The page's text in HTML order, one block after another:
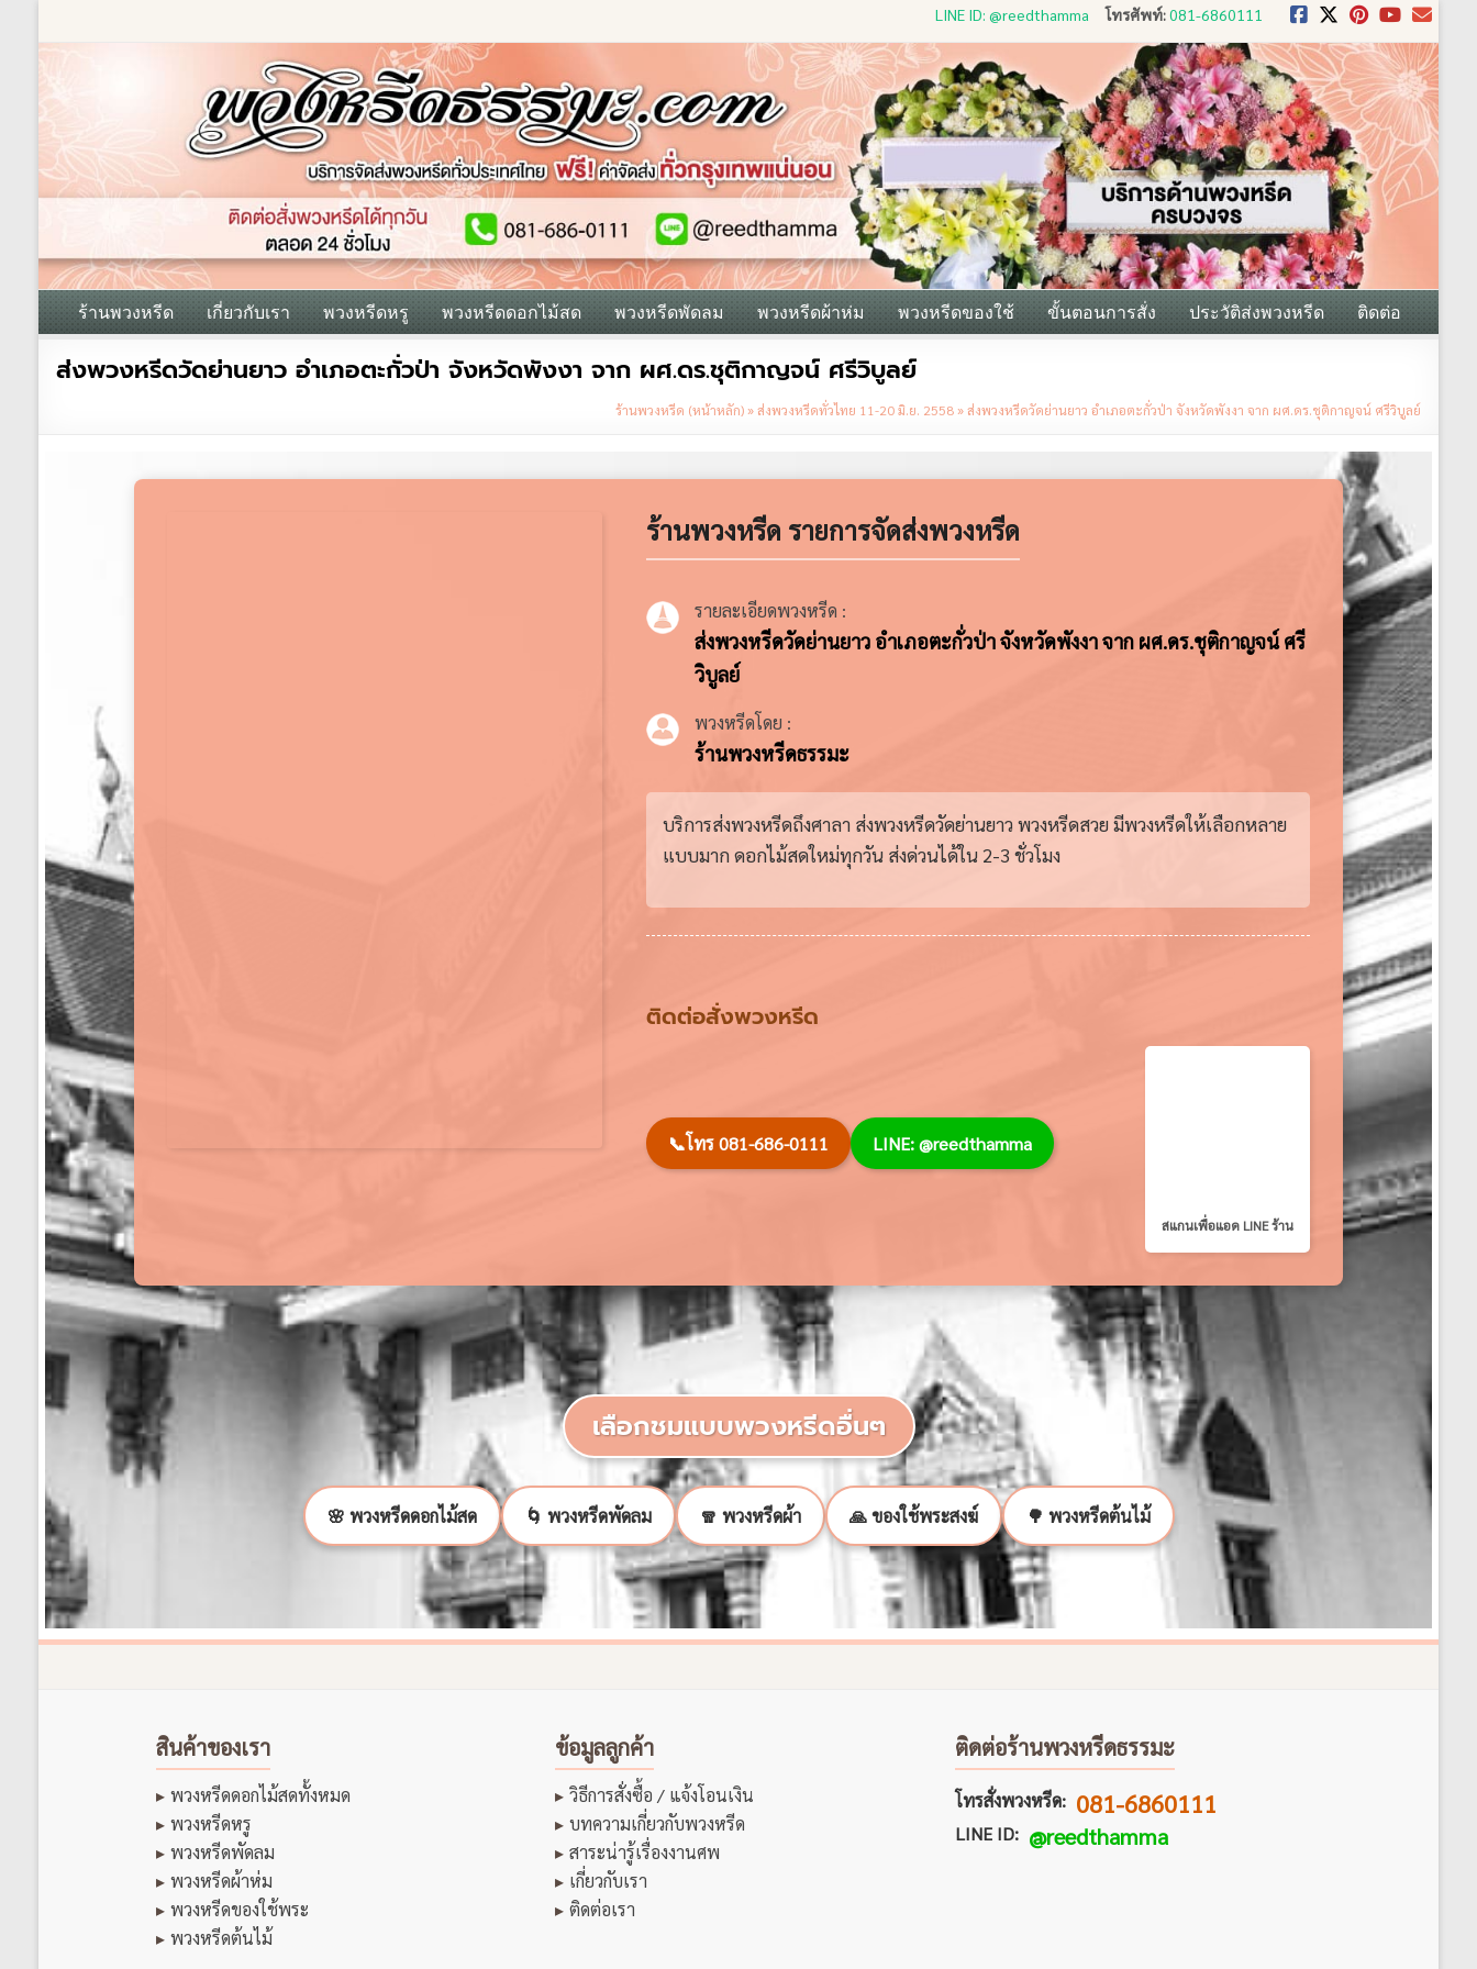
to
LINE ID: @reedthamma โทรศัพท์:081-6860111
ร้าน
พวงหรีด
พวงหรีด
ประเทศ
ร้านพวงหรีด เกี่ยวกับเรา พวงหรีดหรู พวงหรีดดอกไม้สด พวงหรีดพัดลม พวงหรีดผ้าห่ม พวงหรีดของใช้ ขั้นตอนการสั่ง ประวัติส่งพวงหรีด ติดต่อ
ส่งพวงหรีดวัดย่านยาว อำเภอตะกั่วป่า จังหวัดพังงา จาก ผศ.ดร.ชุติกาญจน์ ศรีวิบูลย์
ร้านพวงหรีด (หน้าหลัก)»ส่งพวงหรีดทั่วไทย 11-20 มิ.ย. 2558»ส่งพวงหรีดวัดย่านยาว อำเภอตะกั่วป่า จังหวัดพังงา จาก ผศ.ดร.ชุติกาญจน์ ศรีวิบูลย์
ร้านพวงหรีด รายการจัดส่งพวงหรีด
รายละเอียดพวงหรีด :
ส่งพวงหรีดวัดย่านยาว อำเภอตะกั่วป่า จังหวัดพังงา จาก ผศ.ดร.ชุติกาญจน์ ศรี
วิบูลย์
พวงหรีดโดย :
ร้านพวงหรีดธรรมะ
บริการส่งพวงหรีดถึงศาลา ส่งพวงหรีดวัดย่านยาว พวงหรีดสวย มีพวงหรีดให้เลือกหลาย
แบบมาก ดอกไม้สดใหม่ทุกวัน ส่งด่วนได้ใน 2-3 ชั่วโมง
ติดต่อสั่งพวงหรีด
📞โทร 081-686-0111 LINE: @reedthamma
สแกนเพื่อแอด LINE ร้าน
เลือกชมแบบพวงหรีดอื่นๆ
🌸 พวงหรีดดอกไม้สด 🌀 พวงหรีดพัดลม 🧣 พวงหรีดผ้า 🙏 ของใช้พระสงฆ์ 🌳 พวงหรีดต้นไม้
สินค้าของเรา
พวงหรีดดอกไม้สดทั้งหมด
พวงหรีดหรู
พวงหรีดพัดลม
พวงหรีดผ้าห่ม
พวงหรีดของใช้พระ
พวงหรีดต้นไม้
ข้อมูลลูกค้า
วิธีการสั่งซื้อ / แจ้งโอนเงิน
บทความเกี่ยวกับพวงหรีด
สาระน่ารู้เรื่องงานศพ
เกี่ยวกับเรา
ติดต่อเรา
ติดต่อร้านพวงหรีดธรรมะ
โทรสั่งพวงหรีด: 081-6860111
LINE ID: @reedthamma